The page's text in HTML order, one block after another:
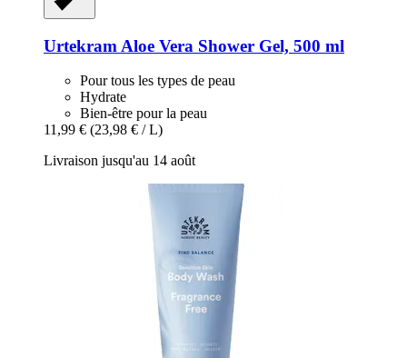
Urtekram Aloe Vera Shower Gel, 500 ml
Pour tous les types de peau
Hydrate
Bien-être pour la peau
11,99 € (23,98 € / L)
Livraison jusqu'au 14 août